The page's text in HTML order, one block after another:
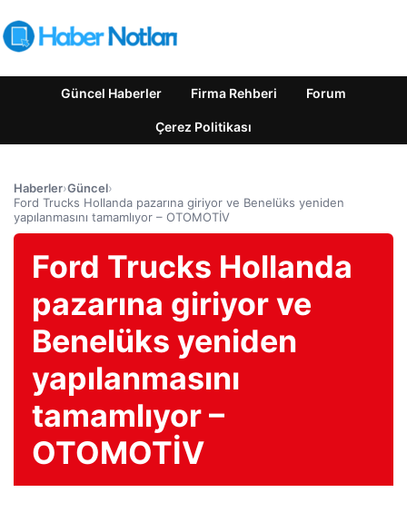
Güncel Haberler Firma Rehberi Forum
Çerez Politikası
Haberler›Güncel›
Ford Trucks Hollanda pazarına giriyor ve Benelüks yeniden
yapılanmasını tamamlıyor – OTOMOTİV
Ford Trucks Hollanda
pazarına giriyor ve
Benelüks yeniden
yapılanmasını
tamamlıyor –
OTOMOTİV